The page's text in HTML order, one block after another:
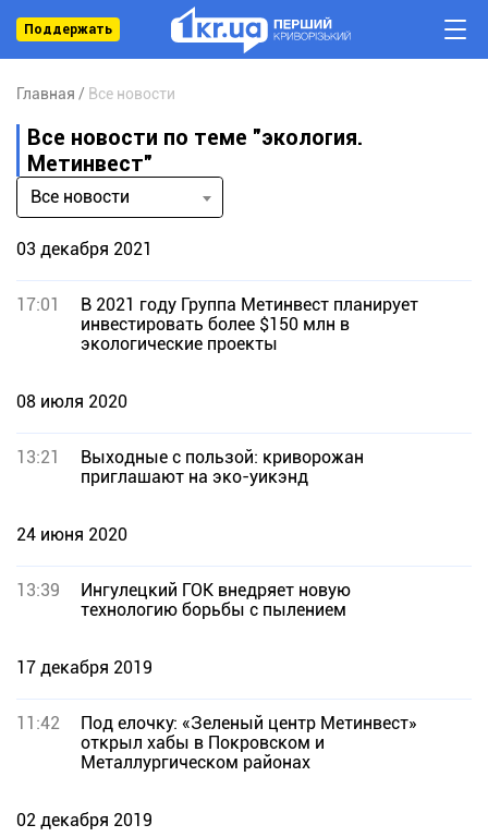
Поддержать
Главная Все новости
Все новости по теме "экология.
Метинвест"
Все новости
03 декабря 2021
17:01
В 2021 году Группа Метинвест планирует
инвестировать более $150 млн в
экологические проекты
08 июля 2020
13:21
Выходные с пользой: криворожан
приглашают на эко-уикэнд
24 июня 2020
13:39
Ингулецкий ГОК внедряет новую
технологию борьбы с пылением
17 декабря 2019
11:42
Под елочку: «Зеленый центр Метинвест»
открыл хабы в Покровском и
Металлургическом районах
02 декабря 2019